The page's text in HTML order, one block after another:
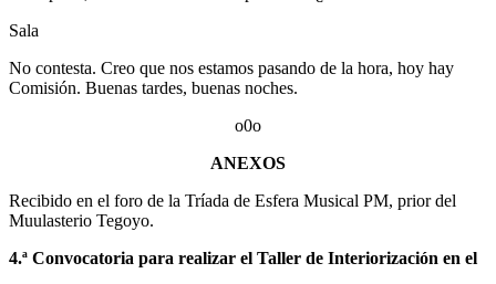
Sala
No contesta. Creo que nos estamos pasando de la hora, hoy hay
Comisión. Buenas tardes, buenas noches.
o0o
ANEXOS
Recibido en el foro de la Tríada de Esfera Musical PM, prior del
Muulasterio Tegoyo.
4.ª Convocatoria para realizar el Taller de Interiorización en el